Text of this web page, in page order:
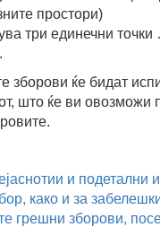
простори)
три единечни
зборови ќе бидат
што ќе ви овозможи
и подетални
како и за
грешни зборови,